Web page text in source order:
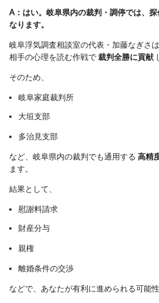
A：はい。岐阜県内の裁判・調停では、
なります。
岐阜浮気調査相談室の代表・加藤なぎさは
相手の心理を読む作戦で裁判全勝に貢献
そのため、
岐阜家庭裁判所
大垣支部
多治見支部
など、岐阜県内の裁判でも通用する 高精
ます。
結果として、
慰謝料請求
財産分与
親権
離婚条件の交渉
などで、あなたが有利に進められる可能性